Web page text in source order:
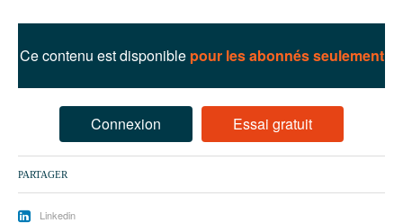
Ce contenu est disponible pour les abonnés seulement
Connexion Essai gratuit
PARTAGER
Linkedin